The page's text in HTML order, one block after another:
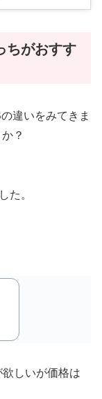
ちがおすす
違いをみてきま
？
た。
しいが価格は